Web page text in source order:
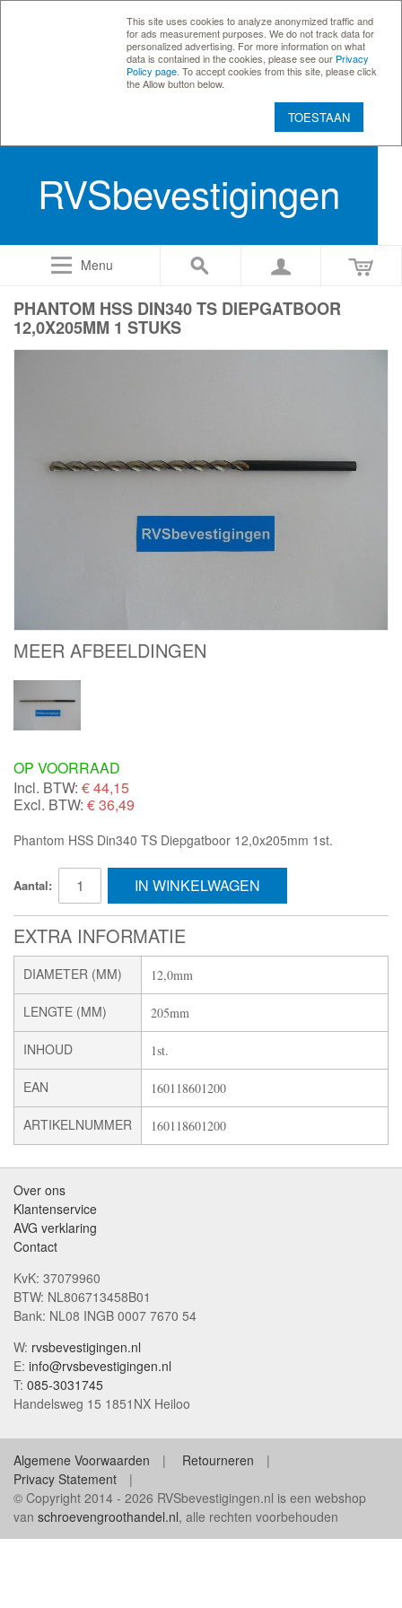
This site uses cookies to analyze anonymized traffic and
for ads measurement purposes. We do not track data for
personalized advertising. For more information on what
data is contained in the cookies, please see our Privacy
Policy page . To accept cookies from this site, please click
the Allow button below.
TOESTAAN
RVSbevestigingen
Menu
PHANTOM HSS DIN340 TS DIEPGATBOOR
12,0X205MM 1 STUKS
MEER AFBEELDINGEN
OP VOORRAAD
Incl. BTW: €44,15
Excl. BTW: € 36,49
Phantom HSS Din340 TS Diepgatboor 12,0x205mm 1st.
Aantal: IN WINKELWAGEN
EXTRA INFORMATIE
DIAMETER (MM) 12,0mm
LENGTE (MM) 205mm
INHOUD 1st.
EAN 160118601200
ARTIKELNUMMER 160118601200
Over ons
Klantenservice
AVG verklaring
Contact
KvK: 37079960
BTW: NL806713458B01
Bank: NL08 INGB 0007 7670 54
W: rvsbevestigingen.nl
E: info@rvsbevestigingen.nl
T: 085-3031745
Handelsweg 15 1851NX Heiloo
Algemene Voorwaarden
Retourneren
Privacy Statement
© Copyright 2014 - 2026 RVSbevestigingen.nl is een webshop
van schroevengroothandel.nl, alle rechten voorbehouden